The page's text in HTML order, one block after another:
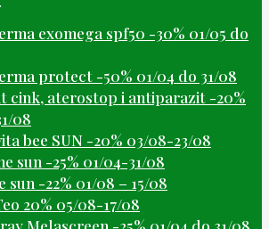
exomega spf50 -30% 01/05 do
protect -50% 01/04 do 31/08
cink, aterostop i antiparazit -20%
08
bee SUN -20% 03/08-23/08
sun -25% 01/04-31/08
sun -22% 01/08 – 15/08
20% 05/08-17/08